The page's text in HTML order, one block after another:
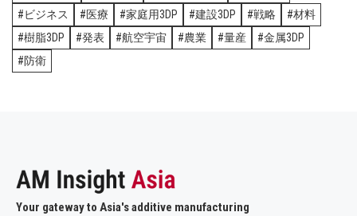
ビジネス
医療 家庭用3DP 建設3DP 戦略
材料
樹脂3DP
発表 航空宇宙 農業 量産
金属3DP
防衛
Your gateway to Asia's additive manufacturing